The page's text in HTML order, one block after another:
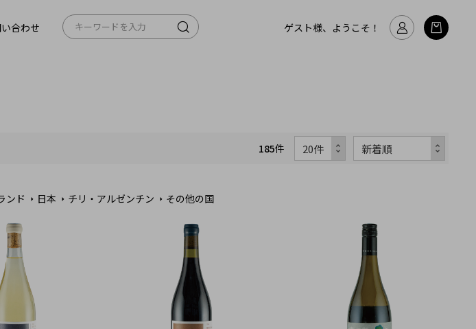
合わせ ゲスト様、ようこそ！
185件
ンド 日本 チリ・アルゼンチン その他の国